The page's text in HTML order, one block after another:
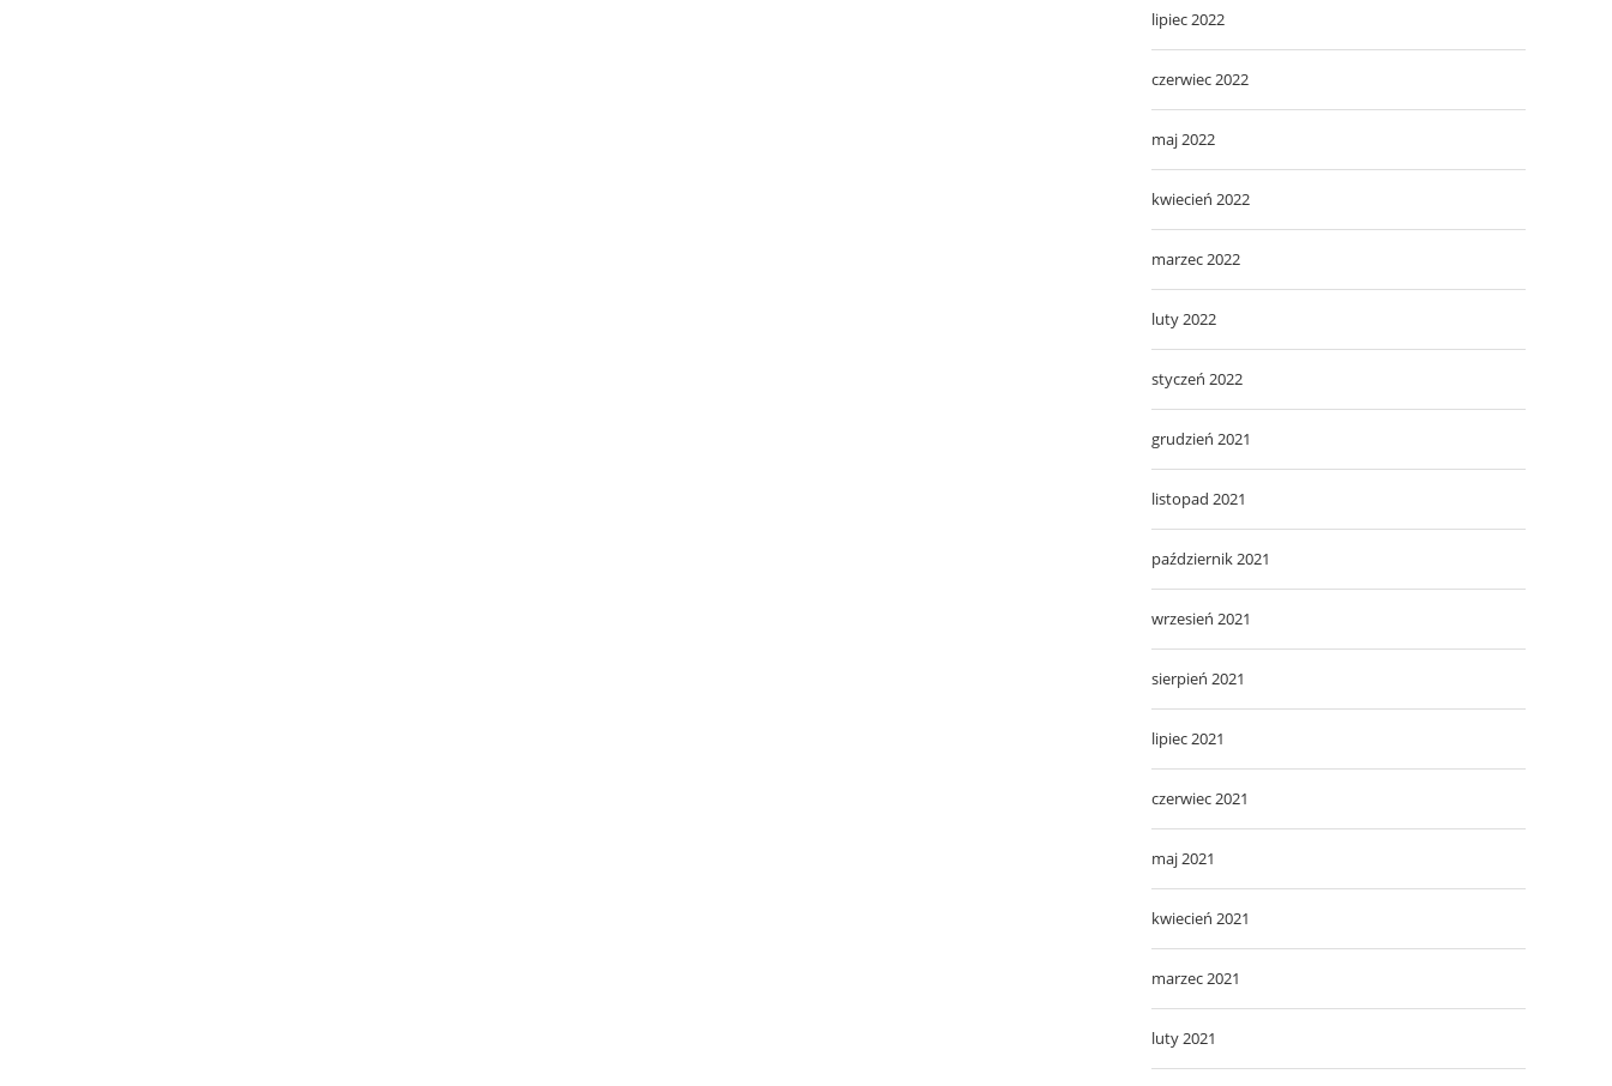
lipiec 2022
czerwiec 2022
maj 2022
kwiecień 2022
marzec 2022
luty 2022
styczeń 2022
grudzień 2021
listopad 2021
październik 2021
wrzesień 2021
sierpień 2021
lipiec 2021
czerwiec 2021
maj 2021
kwiecień 2021
marzec 2021
luty 2021